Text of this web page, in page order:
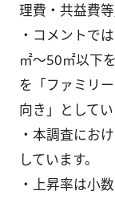
理費・共益費
・コメントで
㎡～50㎡以下
を「ファミリ
向き」としてい
・本調査にお
しています。
・上昇率は小